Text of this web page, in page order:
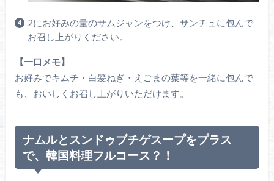
2にお好みの量のサムジャンをつけ、サンチュに包んで
お召し上がりください。
【一口メモ】
お好みでキムチ・白髪ねぎ・えごまの葉等を一緒に包んで
も、おいしくお召し上がりいただけます。
ナムルとスンドゥブチゲスープをプラス
で、韓国料理フルコース？！